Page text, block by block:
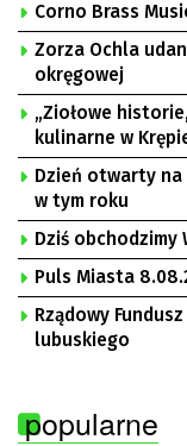
Corno Brass
Zorza Ochla
okręgowej
„Ziołowe
kulinarne w
Dzień otwarty
w tym roku
Dziś obchodzimy
Puls Miasta
Rządowy
lubuskiego
popularne